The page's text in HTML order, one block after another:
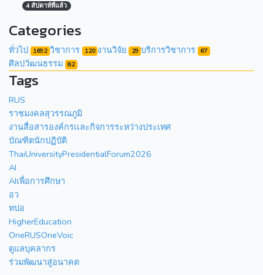
4 สัปดาห์ที่แล้ว
Categories
ทั่วไป 1692 วิชาการ 120 งานวิจัย 29 บริการวิชาการ 67
ศิลปวัฒนธรรม 82
Tags
RUS
ราชมงคลสุวรรณภูมิ
งานสื่อสารองค์กรเเละกิจการระหว่างประเทศ
บัณฑิตนักปฏิบัติ
ThaiUniversityPresidentialForum2026
AI
AIเพื่อการศึกษา
อว
ทปอ
HigherEducation
OneRUSOneVoic
ดูแลบุคลากร
ร่วมพัฒนาสู่อนาคต